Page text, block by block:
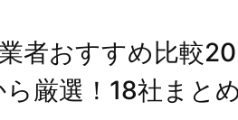
者おすすめ比較
厳選！18社まとめ